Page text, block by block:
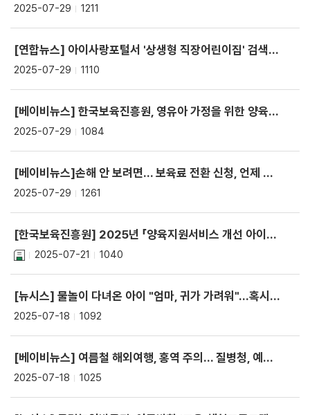
2025-07-29 1211
[연합뉴스] 아이사랑포털서 '상생형 직장어린이집' 검색·신청 가능해진다
2025-07-29 1110
[베이비뉴스] 한국보육진흥원, 영유아 가정을 위한 양육정보 통합 플랫폼 ‘육아온’ 공식 운영
2025-07-29 1084
[베이비뉴스]손해 안 보려면... 보육료 전환 신청, 언제 어떻게 해야 할까?
2025-07-29 1261
[한국보육진흥원] 2025년 「양육지원서비스 개선 아이디어 공모전」 홍보
2025-07-21 1040
[뉴시스] 물놀이 다녀온 아이 "엄마, 귀가 가려워"…혹시 외이도염?
2025-07-18 1092
[베이비뉴스] 여름철 해외여행, 홍역 주의... 질병청, 예방수칙 준수·예방접종 권고
2025-07-18 1025